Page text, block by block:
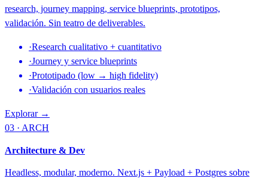
research, journey mapping, service blueprints, prototipos,
validación. Sin teatro de deliverables.
·Research cualitativo + cuantitativo
·Journey y service blueprints
·Prototipado (low → high fidelity)
·Validación con usuarios reales
Explorar →
03 · ARCH
Architecture & Dev
Headless, modular, moderno. Next.js + Payload + Postgres sobre